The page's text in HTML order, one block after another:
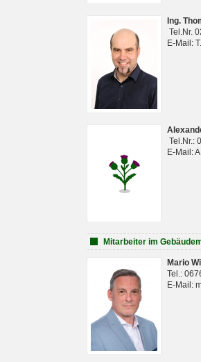
Ing.
Tel.Nr.
E-Mail:
Tel.Nr.:
E-Mail:
Mitarbeiter im
Mario
Tel.:
E-Mail: